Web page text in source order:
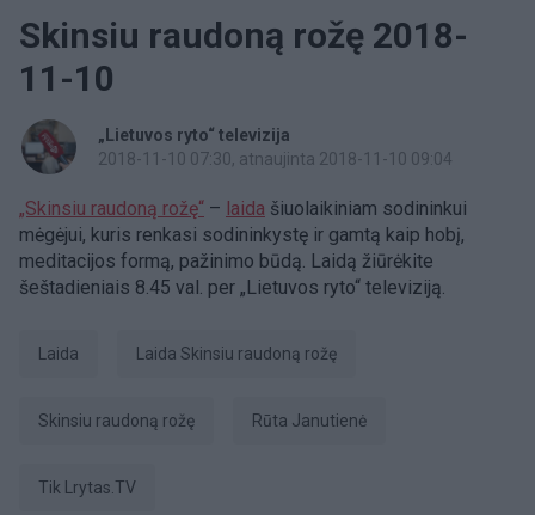
Skinsiu raudoną rožę 2018-
11-10
„Lietuvos ryto“ televizija
2018-11-10 07:30, atnaujinta 2018-11-10 09:04
„Skinsiu raudoną rožę“ – laida šiuolaikiniam sodininkui
mėgėjui, kuris renkasi sodininkystę ir gamtą kaip hobį,
meditacijos formą, pažinimo būdą. Laidą žiūrėkite
šeštadieniais 8.45 val. per „Lietuvos ryto“ televiziją.
laida laida Skinsiu raudoną rožę
Skinsiu raudoną rožę Rūta Janutienė
tik Lrytas.TV